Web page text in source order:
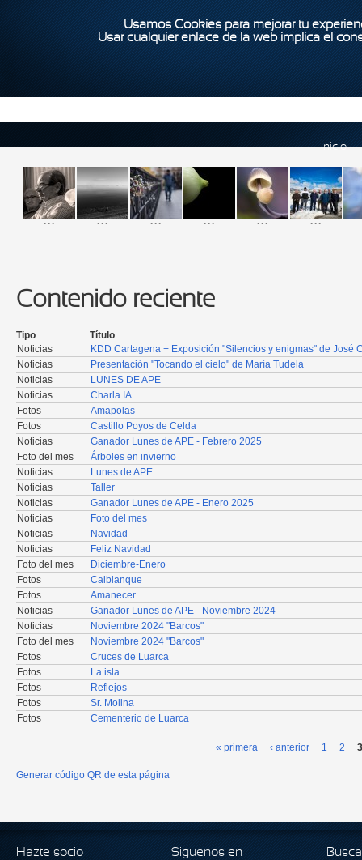
Usamos Cookies para mejorar tu
Usar cualquier enlace de la web implica el
Inicio
... ... ... ... ... ...
Contenido reciente
Tipo
Título
Noticias
KDD Cartagena + Exposición "Silencios y enigmas" de José
Noticias
Presentación "Tocando el cielo" de María Tudela
Noticias
LUNES DE APE
Noticias
Charla IA
Fotos
Amapolas
Fotos
Castillo Poyos de Celda
Noticias
Ganador Lunes de APE - Febrero 2025
Foto del mes
Árboles en invierno
Noticias
Lunes de APE
Noticias
Taller
Noticias
Ganador Lunes de APE - Enero 2025
Noticias
Foto del mes
Noticias
Navidad
Noticias
Feliz Navidad
Foto del mes
Diciembre-Enero
Fotos
Calblanque
Fotos
Amanecer
Noticias
Ganador Lunes de APE - Noviembre 2024
Noticias
Noviembre 2024 "Barcos"
Foto del mes
Noviembre 2024 "Barcos"
Fotos
Cruces de Luarca
Fotos
La isla
Fotos
Reflejos
Fotos
Sr. Molina
Fotos
Cementerio de Luarca
« primera ‹ anterior 1 2 3
Generar código QR de esta página
Hazte socio Siguenos en